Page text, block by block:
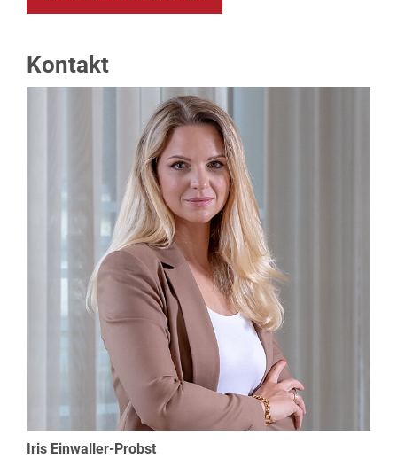
Kontakt
Iris Einwaller-Probst